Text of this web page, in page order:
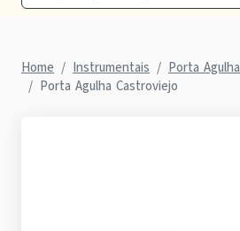
Home Instrumentais
Porta Agulha
Porta Agulha Castroviejo